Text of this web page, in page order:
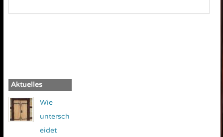
Aktuelles
Wie
untersch
eidet